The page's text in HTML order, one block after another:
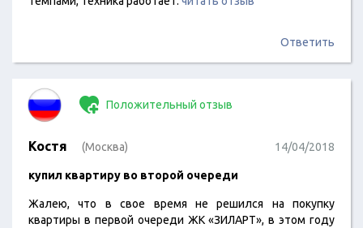
Ответить
Положительный отзыв
Костя (Москва) 14/04/2018
купил квартиру во второй очереди
Жалею, что в свое время не решился на покупку
квартиры в первой очереди ЖК «ЗИЛАРТ», в этом году